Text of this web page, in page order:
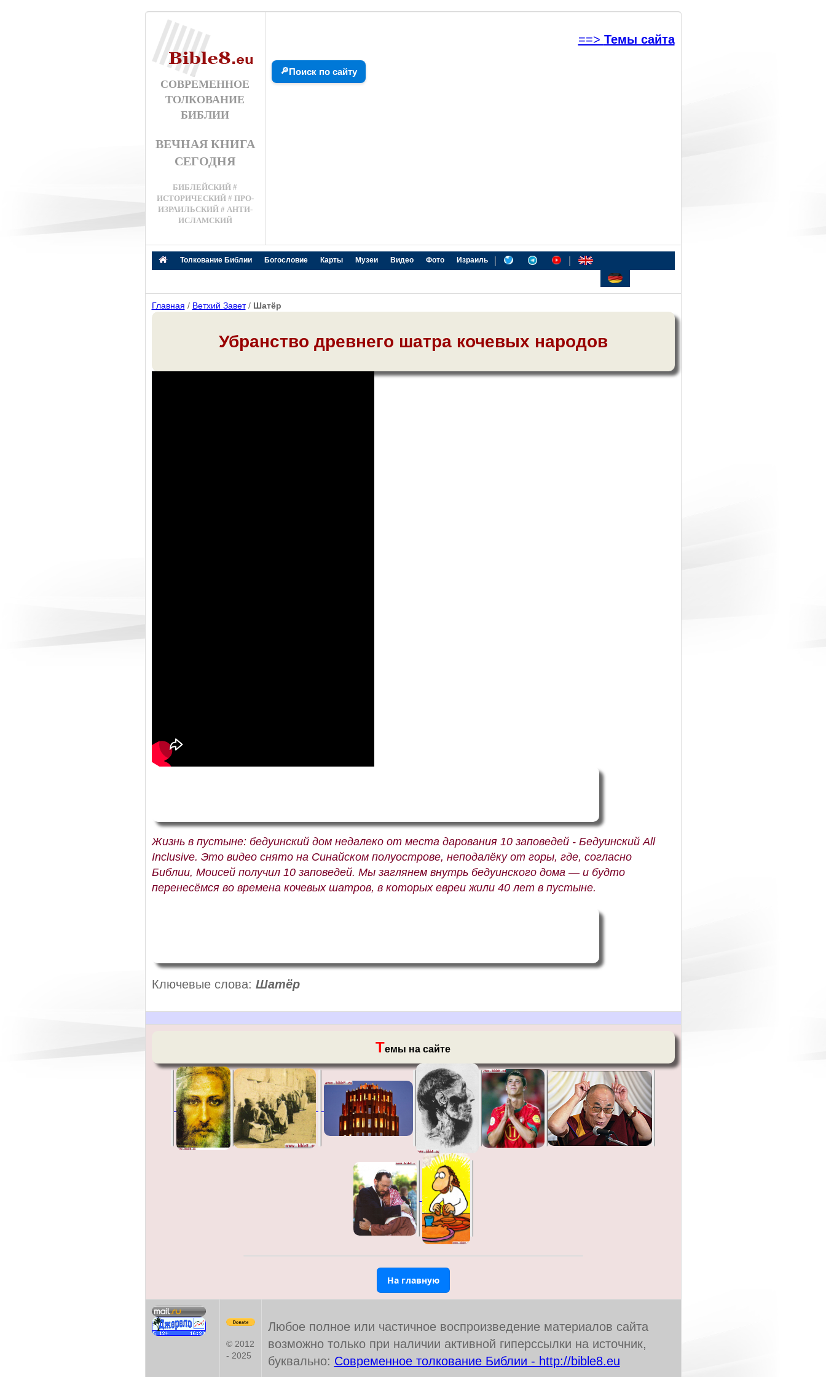
СОВРЕМЕННОЕ
ТОЛКОВАНИЕ
БИБЛИИ
ВЕЧНАЯ КНИГА
СЕГОДНЯ
БИБЛЕЙСКИЙ #
ИСТОРИЧЕСКИЙ # ПРО-
ИЗРАИЛЬСКИЙ # АНТИ-
ИСЛАМСКИЙ
==> Темы сайта
🔎Поиск по сайту
Толкование Библии Богословие Карты Музеи Видео Фото Израиль | |
Главная / Ветхий Завет/ Шатёр
Убранство древнего шатра кочевых народов
Жизнь в пустыне: бедуинский дом недалеко от места дарования 10 заповедей - Бедуинский All
Inclusive. Это видео снято на Синайском полуострове, неподалёку от горы, где, согласно
Библии, Моисей получил 10 заповедей. Мы заглянем внутрь бедуинского дома — и будто
перенесёмся во времена кочевых шатров, в которых евреи жили 40 лет в пустыне.
Ключевые слова: Шатёр
Темы на сайте
На главную
© 2012
- 2025
Любое полное или частичное воспроизведение материалов сайта
возможно только при наличии активной гиперссылки на источник,
буквально: Современное толкование Библии - http://bible8.eu